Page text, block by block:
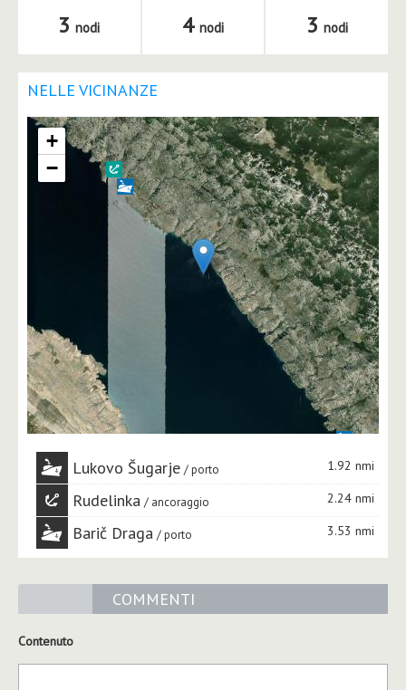
3 nodi
4 nodi
3 nodi
NELLE VICINANZE
+
−
Lukovo Šugarje porto 1.92 nmi
Rudelinka ancoraggio 2.24 nmi
Barič Draga porto 3.53 nmi
COMMENTI
Contenuto